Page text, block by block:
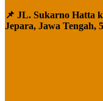
📌 JL. Sukarno Hatta
Jepara, Jawa Tengah,